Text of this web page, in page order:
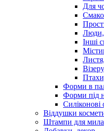
Для
Люди,
Інші
Форми в
Форми під
Віддушки
Штампи для мила